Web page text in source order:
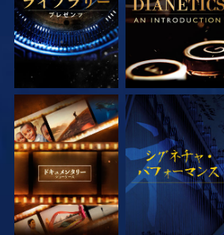
シリーズを探求 観る